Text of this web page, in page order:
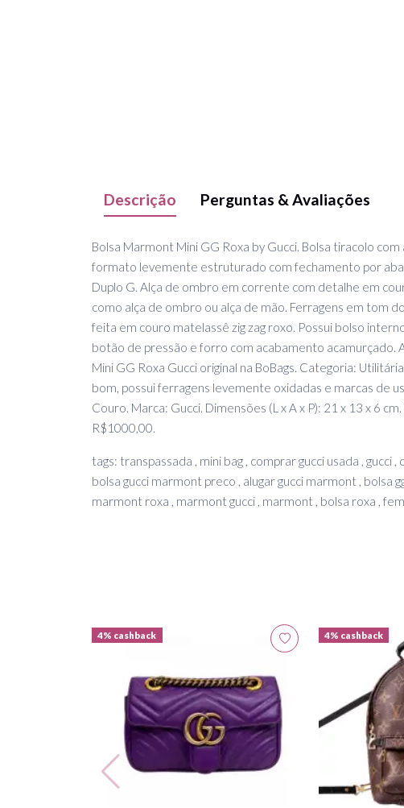
Descrição Perguntas & Avaliações
Bolsa Marmont Mini GG Roxa by Gucci. Bolsa tiracolo
formato levemente estruturado com fechamento por
Duplo G. Alça de ombro em corrente com detalhe em
como alça de ombro ou alça de mão. Ferragens em tom
feita em couro matelassê zig zag roxo. Possui bolso
botão de pressão e forro com acabamento acamurçado.
Mini GG Roxa Gucci original na BoBags. Categoria:
bom, possui ferragens levemente oxidadas e marcas de
Couro. Marca: Gucci. Dimensões (L x A x P): 21 x 13 x 6
R$1000,00.
tags: transpassada , mini bag , comprar gucci usada , gucci
bolsa gucci marmont preco , alugar gucci marmont , bolsa
marmont roxa , marmont gucci , marmont , bolsa roxa ,
4% cashback 4% cashback